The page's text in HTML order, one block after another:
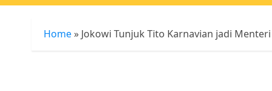
Home » Jokowi Tunjuk Tito Karnavian jadi